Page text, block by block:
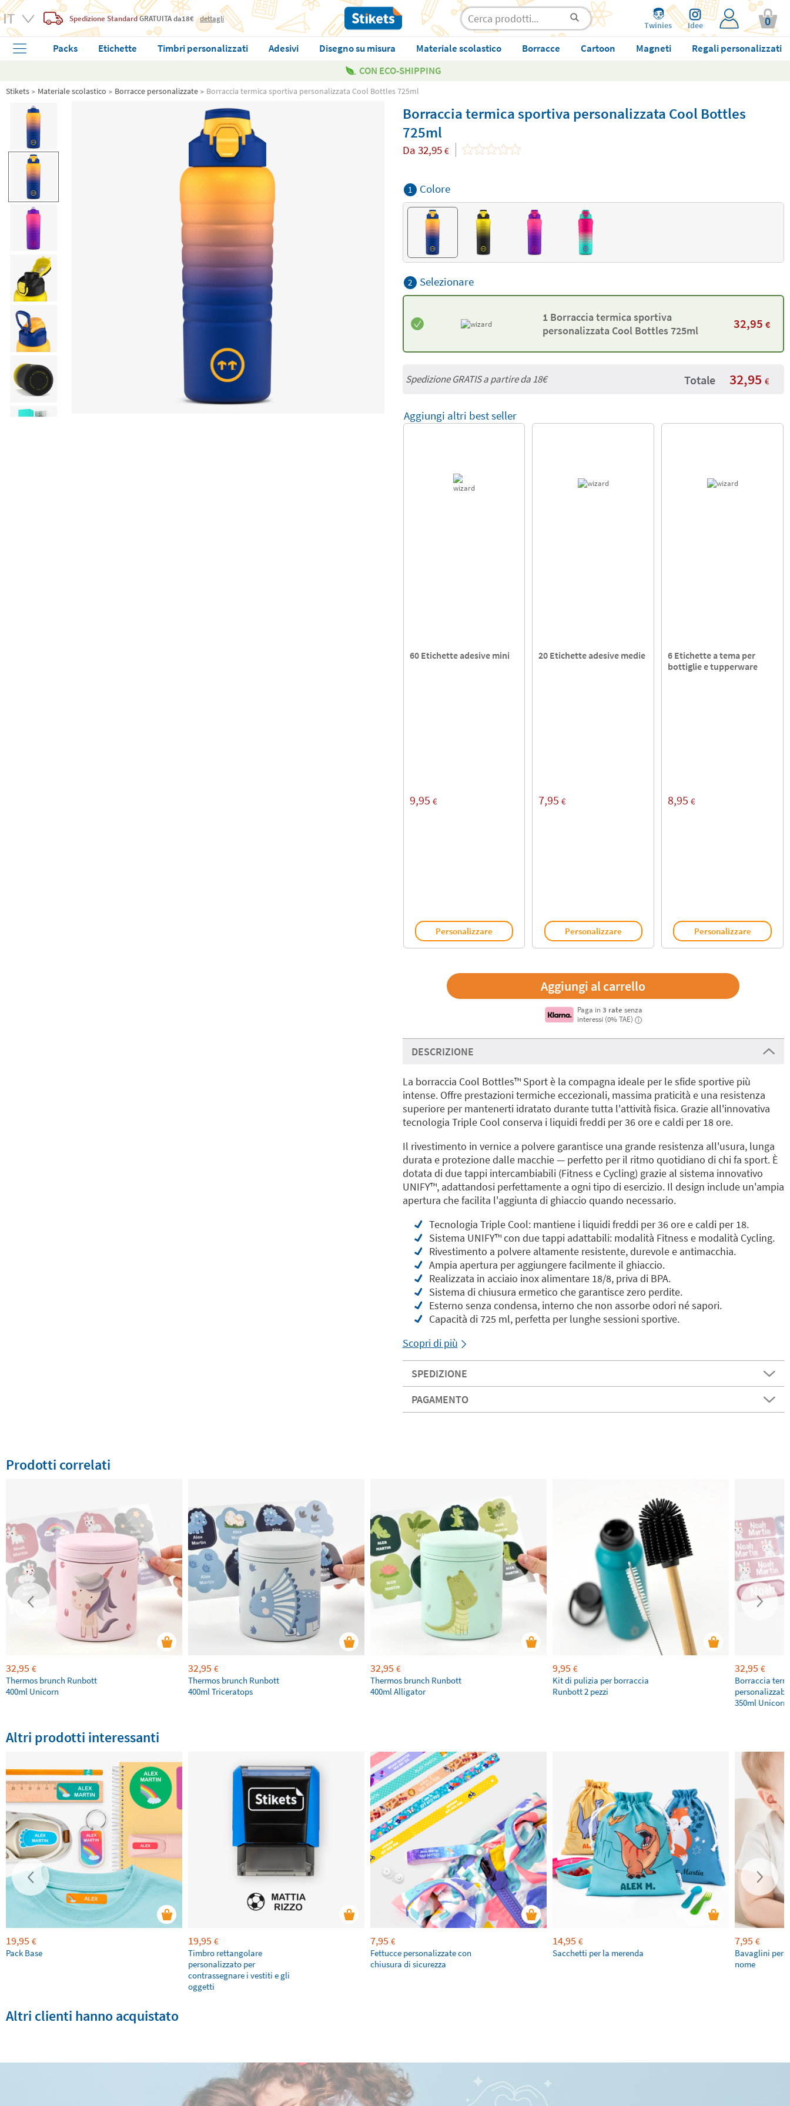
Spedizione StandardGRATUITAda18€ dettagli
Twinies Idee 0
Packs Etichette Timbri personalizzati Adesivi Disegno su misura Materiale scolastico Borracce Cartoon Magneti
Regali personalizzati
CON ECO-SHIPPING
Stikets Materiale scolastico Borracce personalizzate Borraccia termica sportiva personalizzata Cool Bottles 725ml
Borraccia termica sportiva personalizzata Cool Bottles
725ml
Da 32,95 €
1 Colore
2 Selezionare
1 Borraccia termica sportiva
personalizzata Cool Bottles 725ml
32,95 €
Spedizione GRATIS a partire da18€ Totale 32,95 €
Aggiungi altri best seller
60 Etichette adesive mini
9,95 €
Personalizzare
20 Etichette adesive medie
7,95 €
Personalizzare
6 Etichette a tema per
bottiglie e tupperware
8,95 €
Personalizzare
Paga in 3 rate senza
interessi (0% TAE)
i
DESCRIZIONE
La borraccia Cool Bottles™️ Sport è la compagna ideale per le sfide sportive più
intense. Offre prestazioni termiche eccezionali, massima praticità e una resistenza
superiore per mantenerti idratato durante tutta l'attività fisica. Grazie all'innovativa
tecnologia Triple Cool conserva i liquidi freddi per 36 ore e caldi per 18 ore.
Il rivestimento in vernice a polvere garantisce una grande resistenza all'usura, lunga
durata e protezione dalle macchie — perfetto per il ritmo quotidiano di chi fa sport. È
dotata di due tappi intercambiabili (Fitness e Cycling) grazie al sistema innovativo
UNIFY™️, adattandosi perfettamente a ogni tipo di esercizio. Il design include un'ampia
apertura che facilita l'aggiunta di ghiaccio quando necessario.
Tecnologia Triple Cool: mantiene i liquidi freddi per 36 ore e caldi per 18.
Sistema UNIFY™️ con due tappi adattabili: modalità Fitness e modalità Cycling.
Rivestimento a polvere altamente resistente, durevole e antimacchia.
Ampia apertura per aggiungere facilmente il ghiaccio.
Realizzata in acciaio inox alimentare 18/8, priva di BPA.
Sistema di chiusura ermetico che garantisce zero perdite.
Esterno senza condensa, interno che non assorbe odori né sapori.
Capacità di 725 ml, perfetta per lunghe sessioni sportive.
Scopri di più
SPEDIZIONE
PAGAMENTO
Prodotti correlati
32,95 €
Thermos brunch Runbott
400ml Unicorn
32,95 €
Thermos brunch Runbott
400ml Triceratops
32,95 €
Thermos brunch Runbott
400ml Alligator
9,95 €
Kit di pulizia per borraccia
Runbott 2 pezzi
32,95 €
Borraccia
350ml Unicorn
Altri prodotti interessanti
19,95 €
Pack Base
19,95 €
Timbro rettangolare
personalizzato per
contrassegnare i vestiti e gli
oggetti
7,95 €
Fettucce personalizzate con
chiusura di sicurezza
14,95 €
Sacchetti per la merenda
7,95 €
Bavaglini
nome
Altri clienti hanno acquistato